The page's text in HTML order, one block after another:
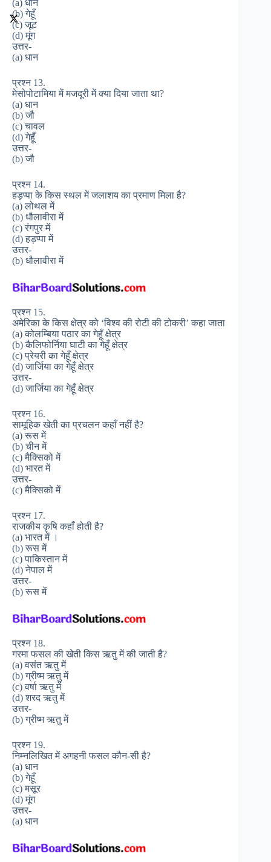
(a) धान
(b) गेहूँ
(c) जूट
(d) मूंग
उत्तर-
(a) धान
प्रश्न 13.
मेसोपोटामिया में मजदूरी में क्या दिया जाता था?
(a) धान
(b) जौ
(c) चावल
(d) गेहूँ
उत्तर-
(b) जौ
प्रश्न 14.
हड़प्पा के किस स्थल में जलाशय का प्रमाण मिला है?
(a) लोथल में
(b) धौलावीरा में
(c) रंगपुर में
(d) हड़प्पा में
उत्तर-
(b) धौलावीरा में
प्रश्न 15.
अमेरिका के किस क्षेत्र को ‘विश्व की रोटी की टोकरी’ कहा जाता
(a) कोलम्बिया पठार का गेहूँ क्षेत्र
(b) कैलिफोर्निया घाटी का गेहूँ क्षेत्र
(c) प्रेयरी का गेहूँ क्षेत्र
(d) जार्जिया का गेहूँ क्षेत्र
उत्तर-
(d) जार्जिया का गेहूँ क्षेत्र
प्रश्न 16.
सामूहिक खेती का प्रचलन कहाँ नहीं है?
(a) रूस में
(b) चीन में
(c) मैक्सिको में
(d) भारत में
उत्तर-
(c) मैक्सिको में
प्रश्न 17.
राजकीय कृषि कहाँ होती है?
(a) भारत में ।
(b) रूस में
(c) पाकिस्तान में
(d) नेपाल में
उत्तर-
(b) रूस में
प्रश्न 18.
गरमा फसल की खेती किस ऋतु में की जाती है?
(a) वसंत ऋतु में
(b) ग्रीष्म ऋतु में
(c) वर्षा ऋतु में
(d) शरद ऋतु में
उत्तर-
(b) ग्रीष्म ऋतु में
प्रश्न 19.
निम्नलिखित में अगहनी फसल कौन-सी है?
(a) धान
(b) गेहूँ
(c) मसूर
(d) मूंग
उत्तर-
(a) धान